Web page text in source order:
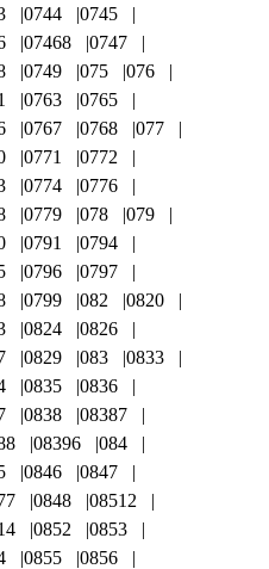
0744
0745
07468
0747
0749 075
076
0763
0765
0767 0768
077
0771
0772
0774
0776
0779 078
079
0791
0794
0796
0797
0799 082
0820
0824
0826
0829 083
0833
0835
0836
0838
08387
08396
084
0846
0847
0848
08512
0852
0853
0855
0856